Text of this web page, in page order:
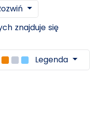
znajduje się
Legenda